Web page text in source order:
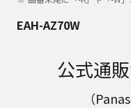
EAH-AZ70W
公式通
（